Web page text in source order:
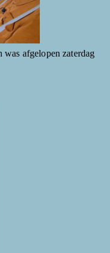
was afgelopen zaterdag